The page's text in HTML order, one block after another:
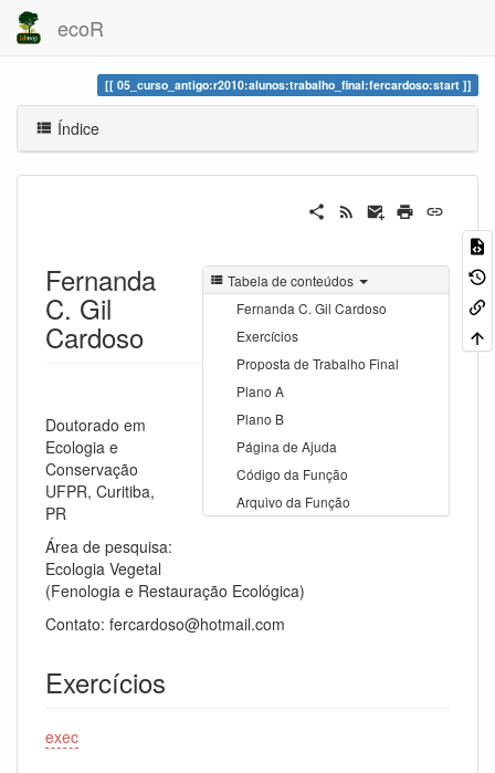
ecoR
05_curso_antigo:r2010:alunos:trabalho_final:fercardoso:start
Índice
Tabela de conteúdos
Fernanda C. Gil Cardoso
Exercícios
Proposta de Trabalho Final
Plano A
Plano B
Página de Ajuda
Código da Função
Arquivo da Função
Fernanda
C. Gil
Cardoso
Doutorado em
Ecologia e
Conservação
UFPR, Curitiba,
PR
Área de pesquisa:
Ecologia Vegetal
(Fenologia e Restauração Ecológica)
Contato: fercardoso@hotmail.com
Exercícios
exec